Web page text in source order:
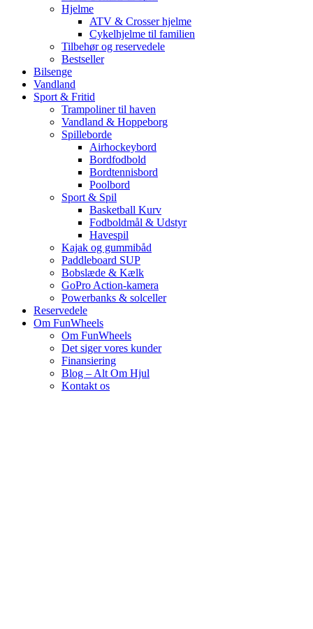
Hjelme
ATV & Crosser hjelme
Cykelhjelme til familien
Tilbehør og reservedele
Bestseller
Bilsenge
Vandland
Sport & Fritid
Trampoliner til haven
Vandland & Hoppeborg
Spilleborde
Airhockeybord
Bordfodbold
Bordtennisbord
Poolbord
Sport & Spil
Basketball Kurv
Fodboldmål & Udstyr
Havespil
Kajak og gummibåd
Paddleboard SUP
Bobslæde & Kælk
GoPro Action-kamera
Powerbanks & solceller
Reservedele
Om FunWheels
Om FunWheels
Det siger vores kunder
Finansiering
Blog – Alt Om Hjul
Kontakt os